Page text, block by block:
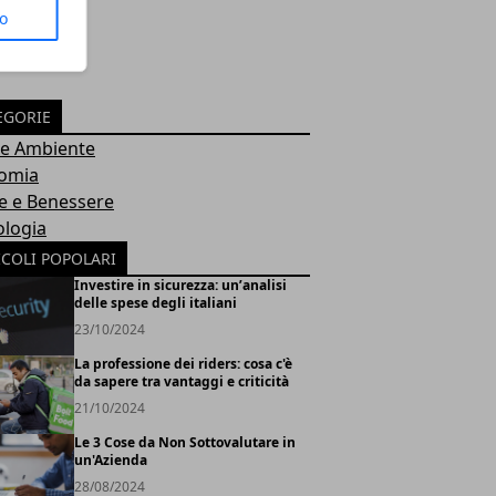
Ambiente
e Benessere
POPOLARI
Investire in sicurezza: un’analisi
delle spese degli italiani
23/10/2024
La professione dei riders: cosa c'è
da sapere tra vantaggi e criticità
21/10/2024
Le 3 Cose da Non Sottovalutare in
un'Azienda
28/08/2024